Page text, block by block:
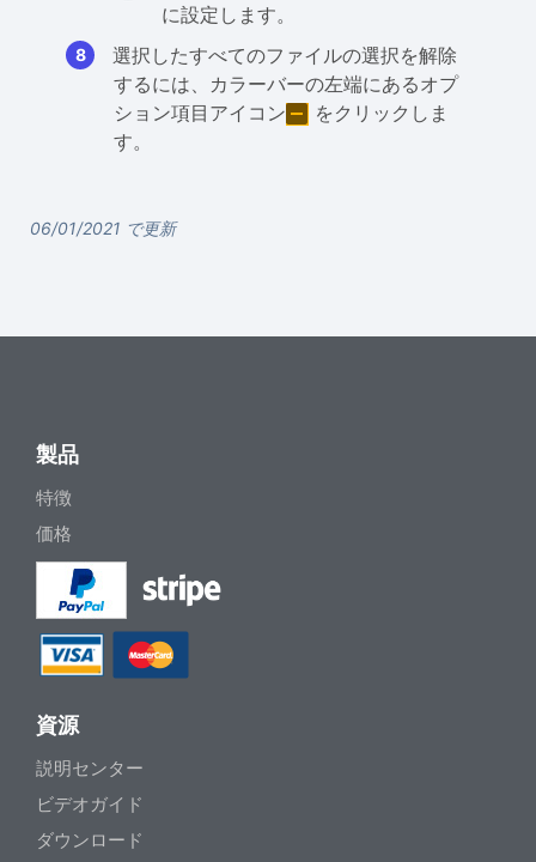
に設定します。
選択したすべてのファイルの選択を解除
するには、カラーバーの左端にあるオプ
ション項目アイコン
をクリックしま
す。
06/01/2021 で更新
製品
特徴
価格
資源
説明センター
ビデオガイド
ダウンロード